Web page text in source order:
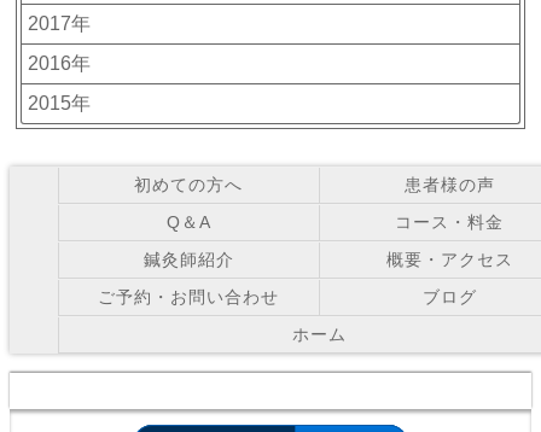
2017年
2016年
2015年
初めての方へ
患者様の声
Q＆A
コース・料金
鍼灸師紹介
概要・アクセス
ご予約・お問い合わせ
ブログ
ホーム